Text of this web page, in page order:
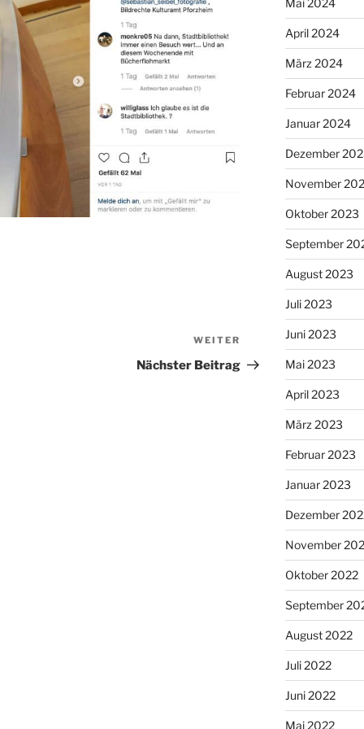
Nächster
Beitrag
WEITER
Nächster Beitrag
April 2024
März 2024
Februar 2024
Januar 2024
Dezember
November
Oktober 2023
September
August 2023
Juli 2023
Juni 2023
Mai 2023
April 2023
März 2023
Februar 2023
Januar 2023
Dezember
November
Oktober 2022
September
August 2022
Juli 2022
Juni 2022
Mai 2022